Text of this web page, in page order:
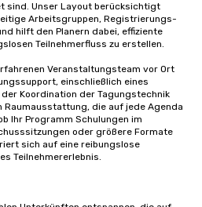
sind. Unser Layout berücksichtigt
Arbeitsgruppen, Registrierungs-
hilft den Planern dabei, effiziente
Teilnehmerfluss zu erstellen.
Veranstaltungsteam vor Ort
einschließlich eines
Koordination der Tagungstechnik
die auf jede Agenda
Ihr Programm Schulungen im
oder größere Formate
sich auf eine reibungslose
Teilnehmererlebnis.